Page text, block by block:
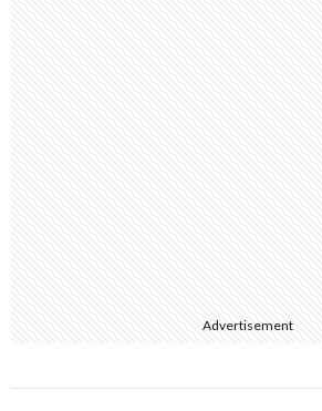
Advertisement